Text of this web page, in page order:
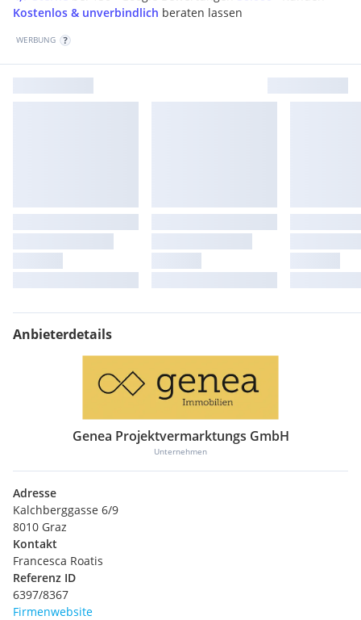
Kostenlos & unverbindlich beraten lassen
WERBUNG
Anbieterdetails
Genea Projektvermarktungs GmbH
Unternehmen
Adresse
Kalchberggasse 6/9
8010 Graz
Kontakt
Francesca Roatis
Referenz ID
6397/8367
Firmenwebsite